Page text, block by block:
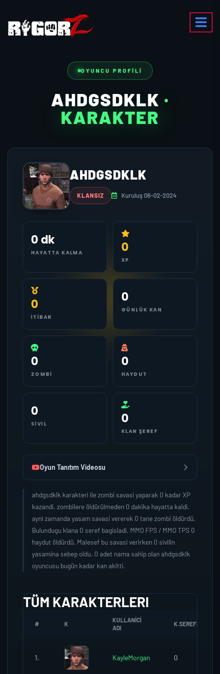
OYUNCU PROFILI
AHDGSDKLK ·
KARAKTER
AHDGSDKLK
KLANSIZ Kuruluş 06-02-2024
0 dk
HAYATTA KALMA 0
XP
0
İTIBAR
0
GÜNLÜK KAN
0
ZOMBI
0
HAYDUT
0
SIVIL 0
KLAN ŞEREF
Oyun Tanıtım Videosu
ahdgsdklk karakteri ile zombi savasi yaparak 0 kadar XP
kazandi, zombilere öldürülmeden 0 dakika hayatta kaldi,
ayni zamanda yasam savasi vererek 0 tane zombi öldürdü.
Bulundugu klana 0 seref bagisladi, MMO FPS / MMO TPS 0
haydut öldürdü. Malesef bu savasi verirken 0 sivilin
yasamina sebep oldu. 0 adet nama sahip olan ahdgsdklk
oyuncusu bugün kadar kan akitti.
TÜM KARAKTERLERI
# K
KULLANICI
ADI
K.SEREFI
1. KayleMorgan 0